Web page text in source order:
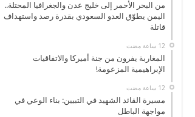
من البحر الأحمر إلى خليج عدن والجغرافيا المحتلة..
اليمن يطوّق العدو السعودي بقدرة رصد واستهداف
قاتلة
المغاربة يفرون من جنة أميركا والاتفاقيات
الإبراهيمية المزعومة!
مسيرة القائد الشهيد في التبيين: بناء الوعي في
مواجهة الباطل